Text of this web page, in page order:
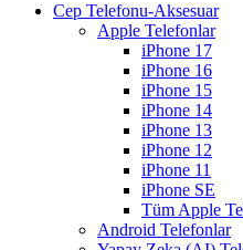
Cep Telefonu-Aksesuar
Apple Telefonlar
iPhone 17
iPhone 16
iPhone 15
iPhone 14
iPhone 13
iPhone 12
iPhone 11
iPhone SE
Tüm Apple
Android Telefonlar